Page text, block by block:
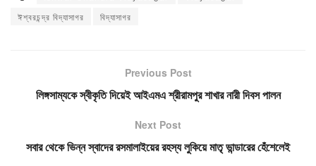
ঈশ্বরচন্দ্র বিদ্যাসাগর
বিদ্যাসাগর
Previous Post
লিঙ্গসাম্যকে স্বীকৃতি দিয়েই আইএমএ শ্রীরামপুর শাখার নারী দিবস পালন
Next Post
সবার থেকে ভিন্ন স্বাদের রসমালাইয়ের রহস্য লুকিয়ে মাতৃ ভান্ডারের হেঁশেলেই